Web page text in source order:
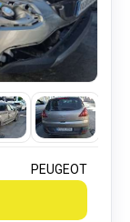
PEUGEOT